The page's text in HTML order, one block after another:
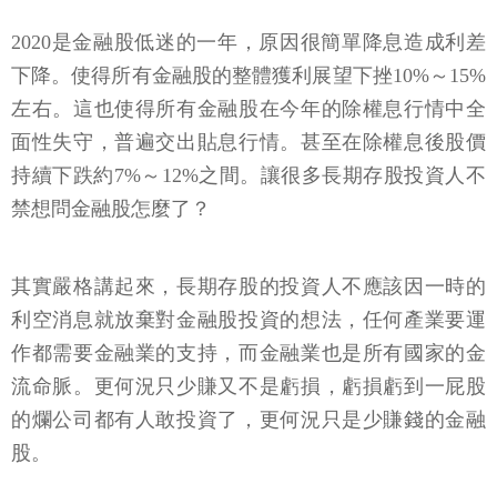
2020是金融股低迷的一年，原因很簡單降息造成利差
下降。使得所有金融股的整體獲利展望下挫10%～15%
左右。這也使得所有金融股在今年的除權息行情中全
面性失守，普遍交出貼息行情。甚至在除權息後股價
持續下跌約7%～12%之間。讓很多長期存股投資人不
禁想問金融股怎麼了？
其實嚴格講起來，長期存股的投資人不應該因一時的
利空消息就放棄對金融股投資的想法，任何產業要運
作都需要金融業的支持，而金融業也是所有國家的金
流命脈。更何況只少賺又不是虧損，虧損虧到一屁股
的爛公司都有人敢投資了，更何況只是少賺錢的金融
股。